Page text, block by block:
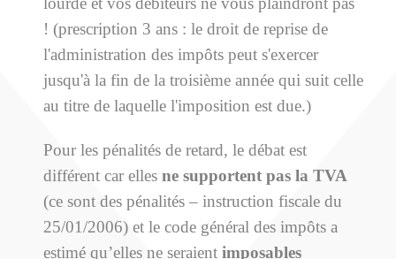
! (prescription 3 ans : le droit de reprise de
l'administration des impôts peut s'exercer
jusqu'à la fin de la troisième année qui suit celle
au titre de laquelle l'imposition est due.)
Pour les pénalités de retard, le débat est
différent car elles ne supportent pas la TVA
(ce sont des pénalités – instruction fiscale du
25/01/2006) et le code général des impôts a
estimé qu’elles ne seraient imposables